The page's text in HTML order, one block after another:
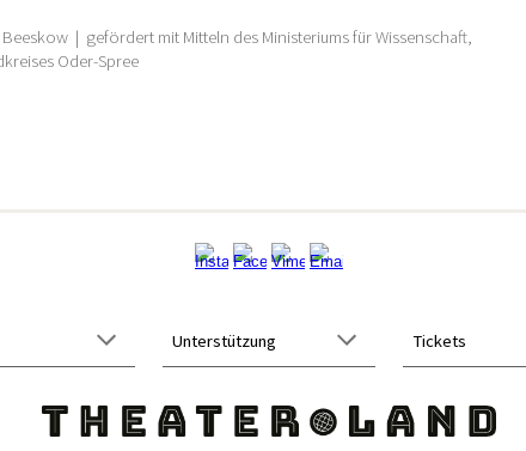
| gefördert mit Mitteln des Ministeriums für Wissenschaft,
Oder-Spree
Unterstützung Tickets